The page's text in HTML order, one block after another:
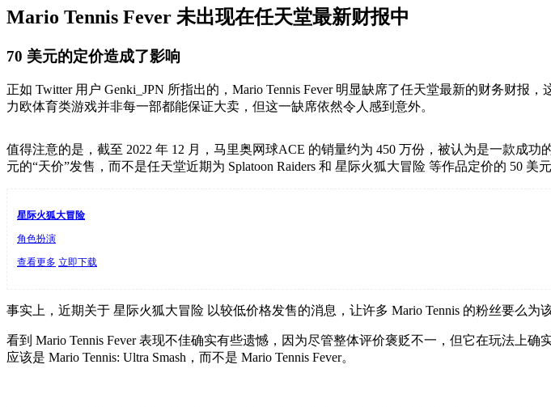
Mario Tennis Fever 未出现在任天堂最新财报中
70 美元的定价造成了影响
正如 Twitter 用户 Genki_JPN 所指出的，Mario Tennis Fever 明显缺席了任天堂最新的财务财
力欧体育类游戏并非每一部都能保证大卖，但这一缺席依然令人感到意外。
值得注意的是，截至 2022 年 12 月，马里奥网球ACE 的销量约为 450 万份，被认为是一款成
元的“天价”发售，而不是任天堂近期为 Splatoon Raiders 和 星际火狐大冒险 等作品定价的 50 美元
星际火狐大冒险
角色扮演
查看更多 立即下载
事实上，近期关于 星际火狐大冒险 以较低价格发售的消息，让许多 Mario Tennis 的粉丝要么
看到 Mario Tennis Fever 表现不佳确实有些遗憾，因为尽管整体评价褒贬不一，但它在玩法上
应该是 Mario Tennis: Ultra Smash，而不是 Mario Tennis Fever。